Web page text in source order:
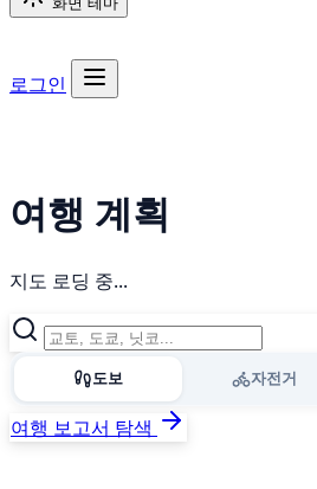
로그인
여행 계획
지도 로딩 중...
도보 자전거
여행 보고서 탐색